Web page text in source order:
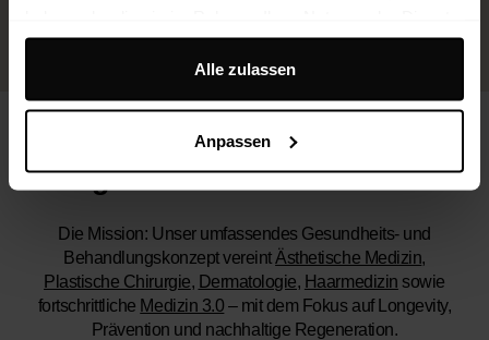
gesammelt haben.
Alle zulassen
Anpassen
aegz.- Schönheitsklinik 2.0
Die Mission: Unser umfassendes Gesundheits- und
Behandlungskonzept vereintÄsthetische Medizin,
Plastische Chirurgie, Dermatologie, Haarmedizin sowie
fortschrittliche Medizin 3.0 – mit dem Fokus auf Longevity,
Prävention und nachhaltige Regeneration.